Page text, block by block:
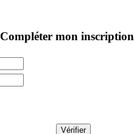
Compléter mon inscription